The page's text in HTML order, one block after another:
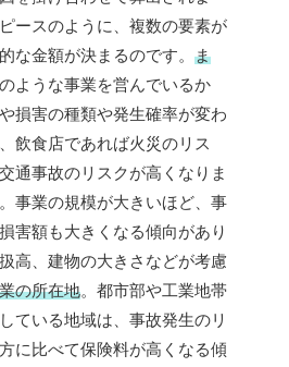
ースのように、複数の要素が
な金額が決まるのです。 ま
ような事業を営んでいるか
損害の種類や発生確率が変わ
飲食店であれば火災のリス
通事故のリスクが高くなりま
。事業の規模が大きいほど、事
害額も大きくなる傾向があり
高、建物の大きさなどが考慮
の所在地。都市部や工業地帯
ている地域は、事故発生のリ
に比べて保険料が高くなる傾